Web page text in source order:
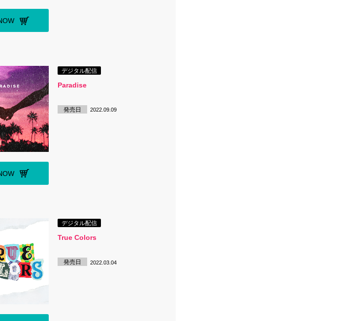
デジタル配信
Paradise
発売日 2022.09.09
デジタル配信
True Colors
発売日 2022.03.04